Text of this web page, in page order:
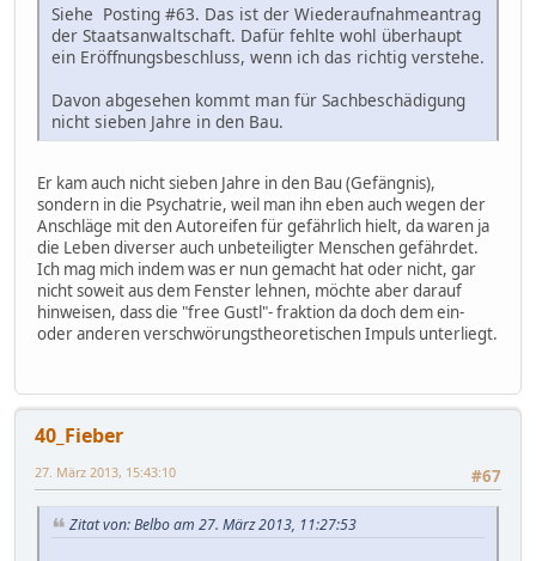
Siehe Posting #63. Das ist der Wiederaufnahmeantrag
der Staatsanwaltschaft. Dafür fehlte wohl überhaupt
ein Eröffnungsbeschluss, wenn ich das richtig verstehe.
Davon abgesehen kommt man für Sachbeschädigung
nicht sieben Jahre in den Bau.
Er kam auch nicht sieben Jahre in den Bau (Gefängnis),
sondern in die Psychatrie, weil man ihn eben auch wegen der
Anschläge mit den Autoreifen für gefährlich hielt, da waren ja
die Leben diverser auch unbeteiligter Menschen gefährdet.
Ich mag mich indem was er nun gemacht hat oder nicht, gar
nicht soweit aus dem Fenster lehnen, möchte aber darauf
hinweisen, dass die "free Gustl"- fraktion da doch dem ein-
oder anderen verschwörungstheoretischen Impuls unterliegt.
40_Fieber
#67
27. März 2013, 15:43:10
Zitat von: Belbo am 27. März 2013, 11:27:53